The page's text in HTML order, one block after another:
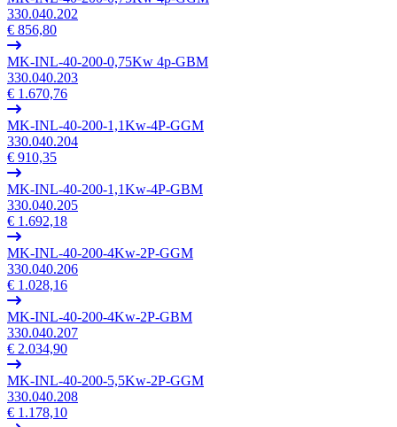
330.040.202
€ 856,80
MK-INL-40-200-0,75Kw 4p-GBM
330.040.203
€ 1.670,76
MK-INL-40-200-1,1Kw-4P-GGM
330.040.204
€ 910,35
MK-INL-40-200-1,1Kw-4P-GBM
330.040.205
€ 1.692,18
MK-INL-40-200-4Kw-2P-GGM
330.040.206
€ 1.028,16
MK-INL-40-200-4Kw-2P-GBM
330.040.207
€ 2.034,90
MK-INL-40-200-5,5Kw-2P-GGM
330.040.208
€ 1.178,10